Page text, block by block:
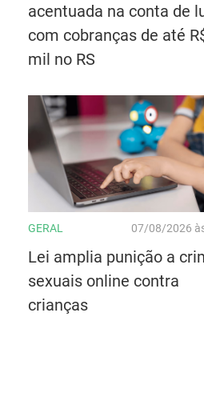
acentuada na conta de
com cobranças de até
mil no RS
GERAL 07/08/2026
Lei amplia punição a
sexuais online contra
crianças